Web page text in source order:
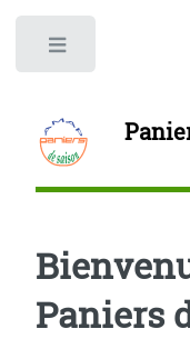
Paniers
Panneau de gestion